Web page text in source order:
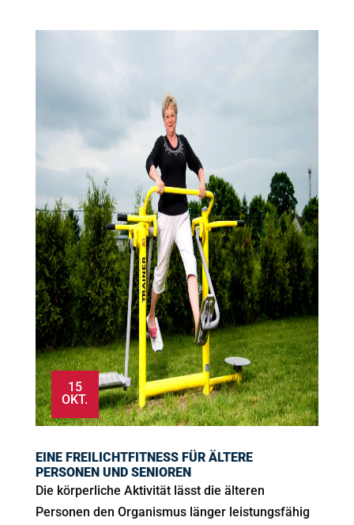
EINE FREILICHTFITNESS FÜR ÄLTERE
PERSONEN UND SENIOREN
15
OKT.
Die körperliche Aktivität lässt die älteren
Personen den Organismus länger leistungsfähig